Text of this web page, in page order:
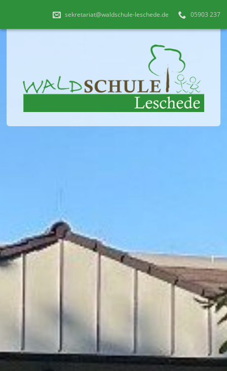
sekretariat@waldschule-leschede.de 05903 237